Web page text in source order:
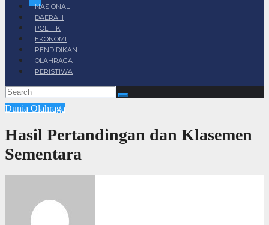
NASIONAL
DAERAH
POLITIK
EKONOMI
PENDIDIKAN
OLAHRAGA
PERISTIWA
Dunia Olahraga
Hasil Pertandingan dan Klasemen
Sementara